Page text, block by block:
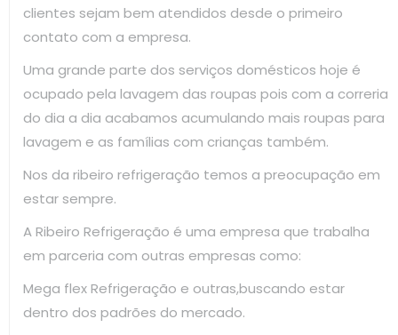
clientes sejam bem atendidos desde o primeiro
contato com a empresa.
Uma grande parte dos serviços domésticos hoje é
ocupado pela lavagem das roupas pois com a correria
do dia a dia acabamos acumulando mais roupas para
lavagem e as famílias com crianças também.
Nos da ribeiro refrigeração temos a preocupação em
estar sempre.
A Ribeiro Refrigeração é uma empresa que trabalha
em parceria com outras empresas como:
Mega flex Refrigeração e outras,buscando estar
dentro dos padrões do mercado.